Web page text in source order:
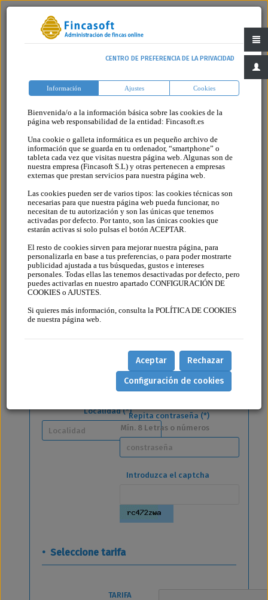
Tipo de usuario(*)
Persona física
Empresa
NIF(*)
Nombre (*)
Apellidos (*)
Domicilio (*)
Localidad (*)
Provincia (*)
País (*)
Telf1
Móvil1 (*)
Email (*)
Contraseña (*)
Mín. 8 Letras o números
Repita contraseña (*)
Mín. 8 Letras o números
Introduzca el captcha
• Seleccione tarifa
TARIFA
CENTRO DE PREFERENCIA DE LA PRIVACIDAD
Información Ajustes Cookies
Bienvenida/o a la información básica sobre las cookies de la
página web responsabilidad de la entidad: Fincasoft.es
Una cookie o galleta informática es un pequeño archivo de
información que se guarda en tu ordenador, “smartphone” o
tableta cada vez que visitas nuestra página web. Algunas son de
nuestra empresa (Fincasoft S.L) y otras pertenecen a empresas
externas que prestan servicios para nuestra página web.
Las cookies pueden ser de varios tipos: las cookies técnicas son
necesarias para que nuestra página web pueda funcionar, no
necesitan de tu autorización y son las únicas que tenemos
activadas por defecto. Por tanto, son las únicas cookies que
estarán activas si solo pulsas el botón ACEPTAR.
El resto de cookies sirven para mejorar nuestra página, para
personalizarla en base a tus preferencias, o para poder mostrarte
publicidad ajustada a tus búsquedas, gustos e intereses
personales. Todas ellas las tenemos desactivadas por defecto, pero
puedes activarlas en nuestro apartado CONFIGURACIÓN DE
COOKIES o AJUSTES.
Si quieres más información, consulta la POLÍTICA DE COOKIES
de nuestra página web.
Aceptar
Rechazar
Configuración de cookies